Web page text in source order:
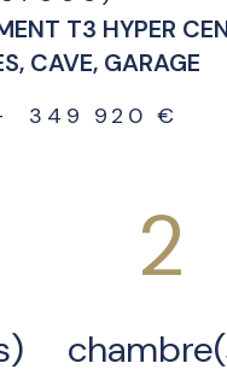
T3 HYPER
CAVE, GARAGE
349 920 €
2